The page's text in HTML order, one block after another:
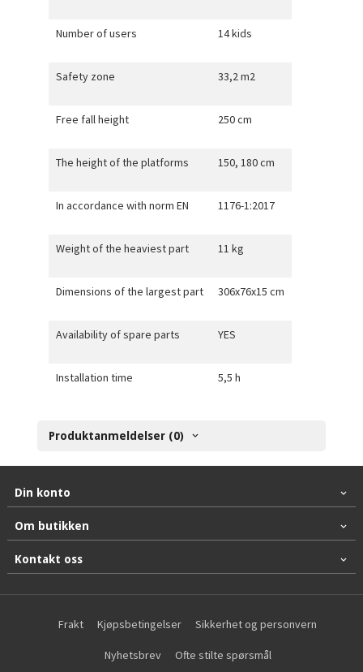
Number of users 14 kids
Safety zone 33,2 m2
Free fall height 250 cm
The height of the platforms 150, 180 cm
In accordance with norm EN 1176-1:2017
Weight of the heaviest part 11 kg
Dimensions of the largest part 306x76x15 cm
Availability of spare parts YES
Installation time 5,5 h
Produktanmeldelser (0)
Din konto
Om butikken
Kontakt oss
Frakt Kjøpsbetingelser Sikkerhet og personvern
Nyhetsbrev Ofte stilte spørsmål